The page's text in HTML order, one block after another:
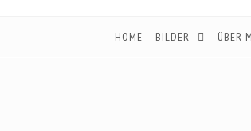
HOME BILDER ÜBER